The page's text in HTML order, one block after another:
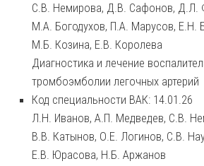
С.В. Немирова, Д.В. Сафонов, Д.Л.
М.А. Богодухов, П.А. Марусов, Е.Н.
М.Б. Козина, Е.В. Королева
Диагностика и лечение
тромбоэмболии легочных артерий
Код специальности ВАК: 14.01.26
Л.Н. Иванов, А.П. Медведев, С.В.
В.В. Катынов, О.Е. Логинов, С.В.
Е.В. Юрасова, Н.Б. Аржанов